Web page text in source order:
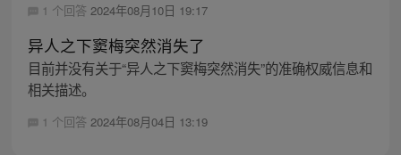
1 个回答 2024年08月10日 19:17
异人之下窦梅突然消失了
目前并没有关于“异人之下窦梅突然消失”的准确权威信息和
相关描述。
1 个回答 2024年08月04日 13:19